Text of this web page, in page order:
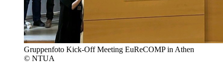
Gruppenfoto Kick-Off Meeting EuReCOMP in Athen
© NTUA